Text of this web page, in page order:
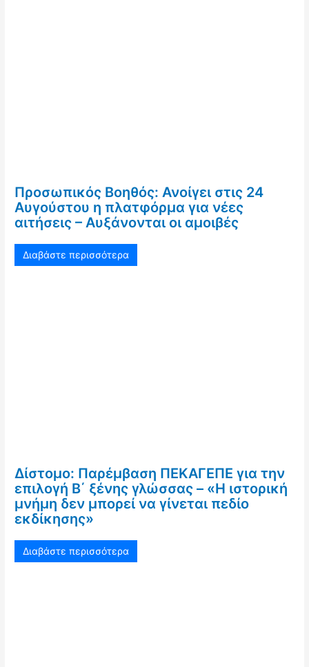
Προσωπικός Βοηθός: Ανοίγει στις 24
Αυγούστου η πλατφόρμα για νέες
αιτήσεις – Αυξάνονται οι αμοιβές
Διαβάστε περισσότερα
Δίστομο: Παρέμβαση ΠΕΚΑΓΕΠΕ για την
επιλογή Β΄ ξένης γλώσσας – «Η ιστορική
μνήμη δεν μπορεί να γίνεται πεδίο
εκδίκησης»
Διαβάστε περισσότερα